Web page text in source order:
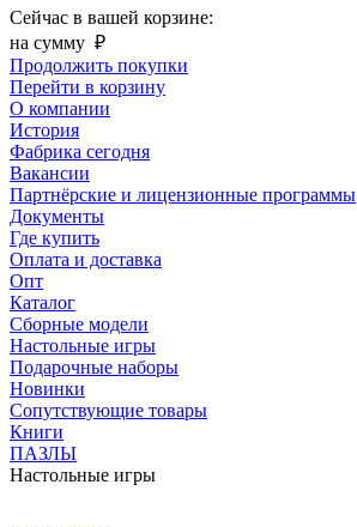
Сейчас в вашей корзине:
на сумму ₽
Продолжить покупки
Перейти в корзину
О компании
История
Фабрика сегодня
Вакансии
Партнёрские и лицензионные программы
Документы
Где купить
Оплата и доставка
Опт
Каталог
Сборные модели
Настольные игры
Подарочные наборы
Новинки
Сопутствующие товары
Книги
ПАЗЛЫ
Настольные игры